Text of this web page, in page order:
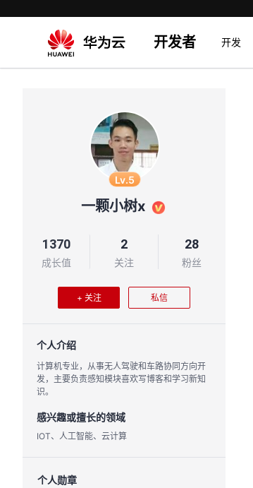
开发者 开发
Lv.5
一颗小树x
1370
成长值
2
关注
28
粉丝
+ 关注 私信
个人介绍
计算机专业，从事无人驾驶和车路协同方向开
发，主要负责感知模块喜欢写博客和学习新知
识。
感兴趣或擅长的领域
IOT、人工智能、云计算
个人勋章